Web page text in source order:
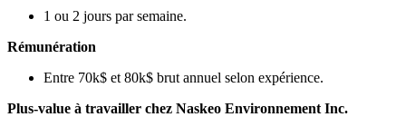
1 ou 2 jours par semaine.
Rémunération
Entre 70k$ et 80k$ brut annuel selon expérience.
Plus-value à travailler chez Naskeo Environnement Inc.